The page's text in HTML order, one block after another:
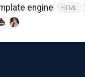
engine HTML